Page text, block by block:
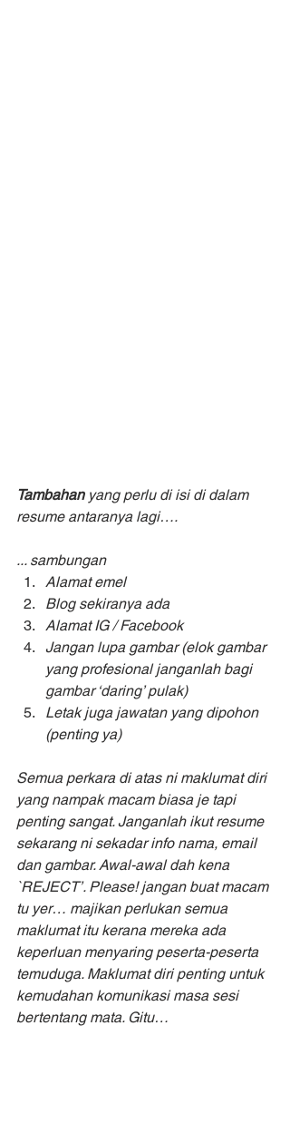
Tambahan yang perlu di isi di dalam
resume antaranya lagi….
... sambungan
Alamat emel
Blog sekiranya ada
Alamat IG / Facebook
Jangan lupa gambar (elok gambar
yang profesional janganlah bagi
gambar ‘daring’ pulak)
Letak juga jawatan yang dipohon
(penting ya)
Semua perkara di atas ni maklumat diri
yang nampak macam biasa je tapi
penting sangat. Janganlah ikut resume
sekarang ni sekadar info nama, email
dan gambar. Awal-awal dah kena
`REJECT’. Please! jangan buat macam
tu yer… majikan perlukan semua
maklumat itu kerana mereka ada
keperluan menyaring peserta-peserta
temuduga. Maklumat diri penting untuk
kemudahan komunikasi masa sesi
bertentang mata. Gitu…